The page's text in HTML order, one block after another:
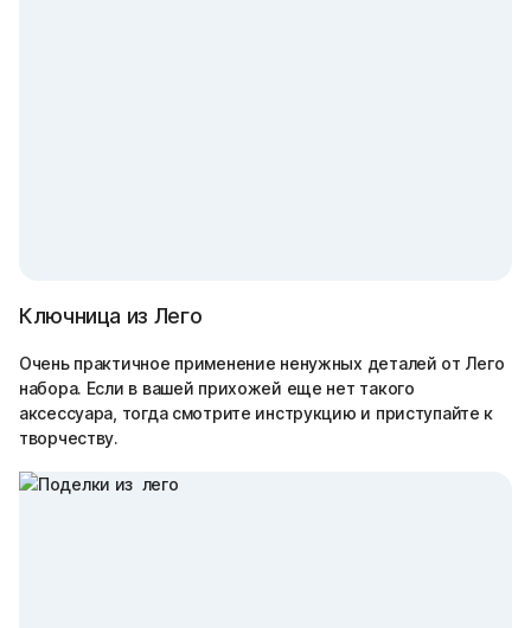
Ключница из Лего
Очень практичное применение ненужных деталей от Лего
набора. Если в вашей прихожей еще нет такого
аксессуара, тогда смотрите инструкцию и приступайте к
творчеству.